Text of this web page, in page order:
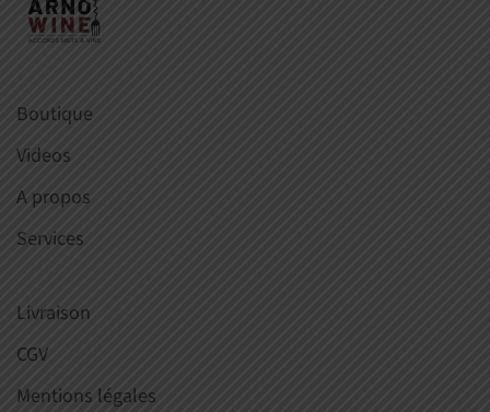
Boutique
Videos
A propos
Services
Livraison
CGV
Mentions légales